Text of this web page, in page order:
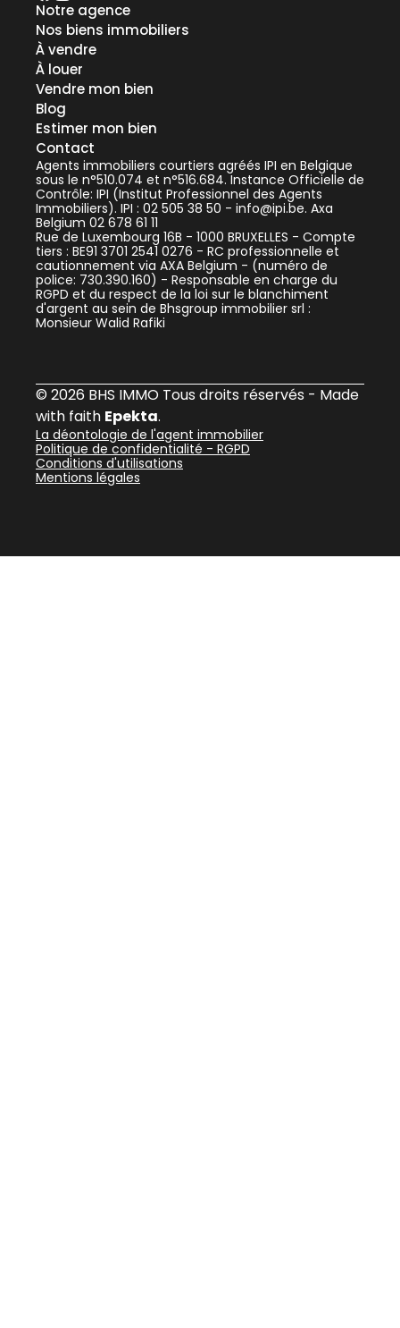
Notre agence
Nos biens immobiliers
À vendre
À louer
Vendre mon bien
Blog
Estimer mon bien
Contact
Agents immobiliers courtiers agréés IPI en Belgique
sous le n°510.074 et n°516.684. Instance Officielle de
Contrôle: IPI (Institut Professionnel des Agents
Immobiliers). IPI : 02 505 38 50 - info@ipi.be. Axa
Belgium 02 678 61 11
Rue de Luxembourg 16B - 1000 BRUXELLES - Compte
tiers : BE91 3701 2541 0276 - RC professionnelle et
cautionnement via AXA Belgium - (numéro de
police: 730.390.160) - Responsable en charge du
RGPD et du respect de la loi sur le blanchiment
d'argent au sein de Bhsgroup immobilier srl :
Monsieur Walid Rafiki
© 2026 BHS IMMO Tous droits réservés - Made
with faith Epekta.
La déontologie de l'agent immobilier
Politique de confidentialité - RGPD
Conditions d'utilisations
Mentions légales